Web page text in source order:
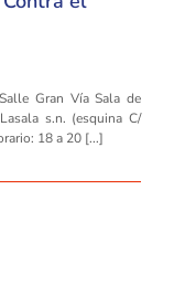
Gran Vía Sala de
s.n. (esquina C/
18 a 20 [...]